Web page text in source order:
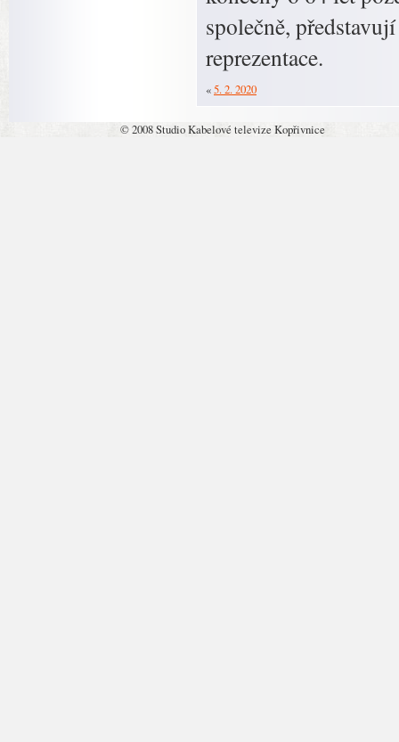
společně,
reprezentace.
«5. 2. 2020
© 2008 Studio Kabelové televize Kopřivnice